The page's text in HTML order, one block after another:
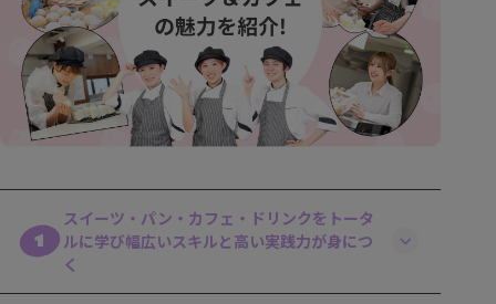
1
スイーツ・パン・カフェ・ドリンクをトータ
ルに学び幅広いスキルと高い実践力が身につ
く